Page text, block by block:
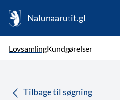
Nalunaarutit.gl
LovsamlingKundgørelser
Tilbage til søgning